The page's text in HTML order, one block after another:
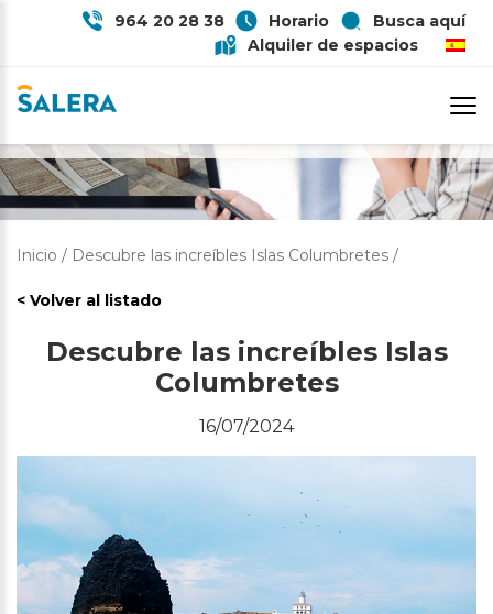
964 20 28 38 Horario
Busca aquí
Alquiler de espacios
DESCUBRE LAS INCREÍBLES ISLAS
COLUMBRETES
Inicio / Descubre las increíbles Islas Columbretes /
< Volver al listado
Descubre las increíbles Islas
Columbretes
16/07/2024